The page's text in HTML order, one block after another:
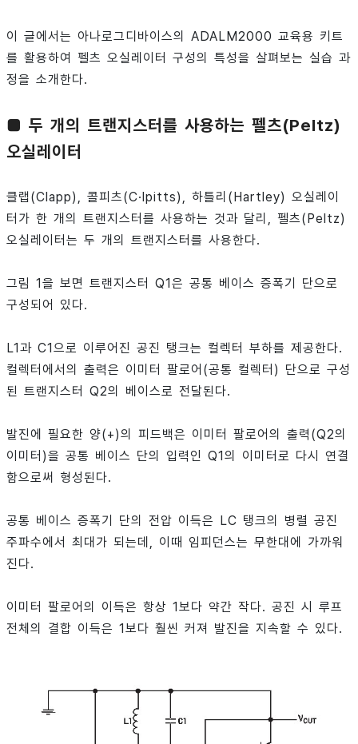
이 글에서는 아나로그디바이스의 ADALM2000 교육용 키트
를 활용하여 펠츠 오실레이터 구성의 특성을 살펴보는 실습 과
정을 소개한다.
■ 두 개의 트랜지스터를 사용하는 펠츠(Peltz)
오실레이터
클랩(Clapp), 콜피츠(C·lpitts), 하틀리(Hartley) 오실레이
터가 한 개의 트랜지스터를 사용하는 것과 달리, 펠츠(Peltz)
오실레이터는 두 개의 트랜지스터를 사용한다.
그림 1을 보면 트랜지스터 Q1은 공통 베이스 증폭기 단으로
구성되어 있다.
L1과 C1으로 이루어진 공진 탱크는 컬렉터 부하를 제공한다.
컬렉터에서의 출력은 이미터 팔로어(공통 컬렉터) 단으로 구성
된 트랜지스터 Q2의 베이스로 전달된다.
발진에 필요한 양(+)의 피드백은 이미터 팔로어의 출력(Q2의
이미터)을 공통 베이스 단의 입력인 Q1의 이미터로 다시 연결
함으로써 형성된다.
공통 베이스 증폭기 단의 전압 이득은 LC 탱크의 병렬 공진
주파수에서 최대가 되는데, 이때 임피던스는 무한대에 가까워
진다.
이미터 팔로어의 이득은 항상 1보다 약간 작다. 공진 시 루프
전체의 결합 이득은 1보다 훨씬 커져 발진을 지속할 수 있다.